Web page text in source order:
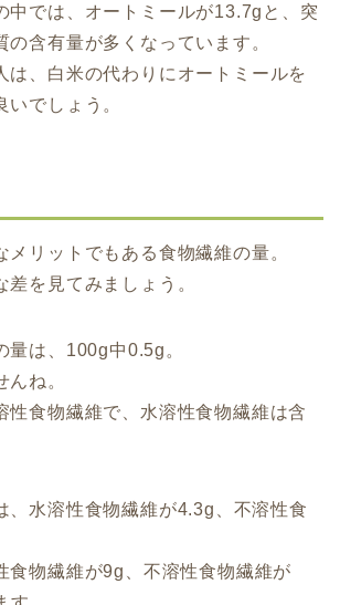
中では、オートミールが13.7gと、突
の含有量が多くなっています。
は、白米の代わりにオートミールを
でしょう。
メリットでもある食物繊維の量。
差を見てみましょう。
量は、100g中0.5g。
ね。
性食物繊維で、水溶性食物繊維は含
、水溶性食物繊維が4.3g、不溶性食
食物繊維が9g、不溶性食物繊維が